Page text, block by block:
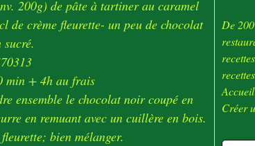
200g) de pâte à tartiner au caramel
de crème fleurette- un peu de chocolat
min + 4h au frais
ensemble le chocolat noir coupé en
en remuant avec un cuillère en bois.
bien mélanger.
De
Créer